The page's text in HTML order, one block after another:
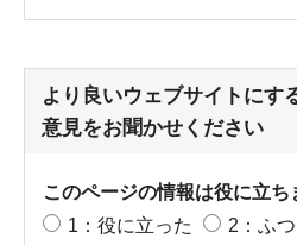
より良いウェブサイトにす
意見をお聞かせください
このページの情報は役に立ち
1：役に立った
2：ふつ